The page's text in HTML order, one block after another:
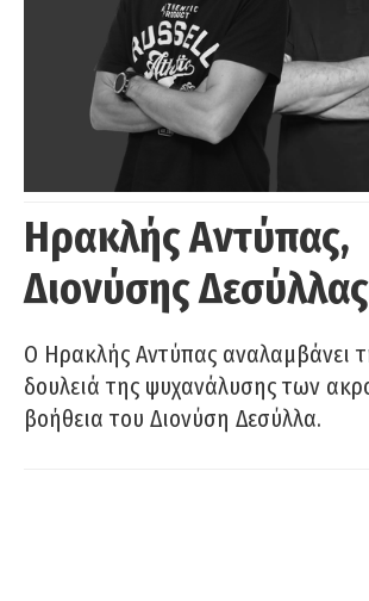
Ηρακλής Αντύπας,
Διονύσης Δεσύλλας
Ο Ηρακλής Αντύπας αναλαμβάνει
δουλειά της ψυχανάλυσης των
βοήθεια του Διονύση Δεσύλλα.